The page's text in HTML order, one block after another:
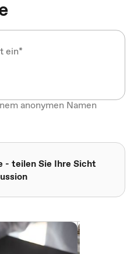
anonymen Namen
- teilen Sie Ihre Sicht